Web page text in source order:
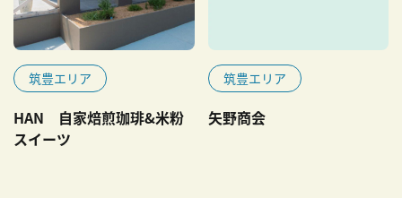
筑豊エリア
HAN 自家焙煎珈琲&米粉
スイーツ
筑豊エリア
矢野商会